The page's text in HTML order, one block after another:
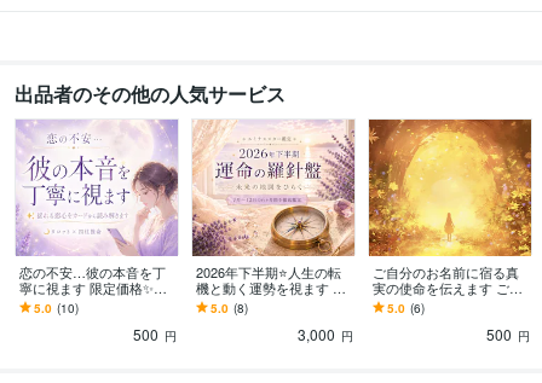
出品者のその他の人気サービス
恋の不安…彼の本音を丁
寧に視ます 限定価格✨揺
れる恋心をカードから潜
在意識リーディング
5.0 (10)
500 円
2026年下半期⭐️人生の転
機と動く運勢を視ます 総
合・恋愛・仕事・対人・
金運、各月毎に霊視タロ
5.0 (8)
3,000 円
ご自分のお名前に宿る真
実の使命を伝えます ご自
身の強みを知ることで魅
力的に♡魂のエネルギー
5.0 (6)
500 円